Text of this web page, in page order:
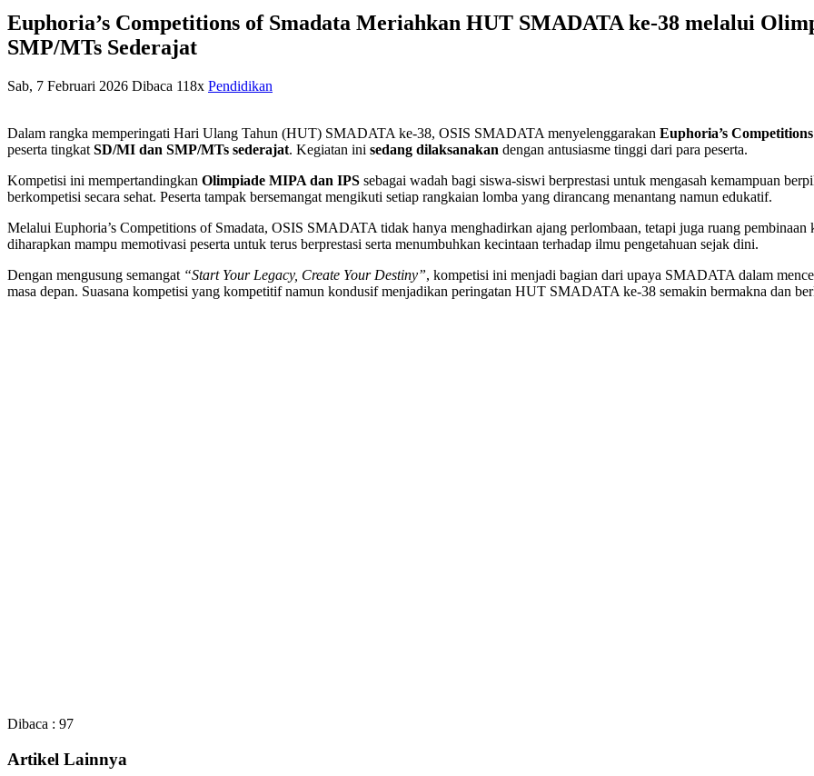
Euphoria’s Competitions of Smadata Meriahkan HUT SMADATA ke-38 melalui
SMP/MTs Sederajat
Sab, 7 Februari 2026 Dibaca 118x Pendidikan
Dalam rangka memperingati Hari Ulang Tahun (HUT) SMADATA ke-38, OSIS SMADATA menyelenggarakan Euphoria’s
peserta tingkat SD/MI dan SMP/MTs sederajat. Kegiatan ini sedang dilaksanakan dengan antusiasme tinggi dari para peserta.
Kompetisi ini mempertandingkan Olimpiade MIPA dan IPS sebagai wadah bagi siswa-siswi berprestasi untuk mengasah kemampuan
berkompetisi secara sehat. Peserta tampak bersemangat mengikuti setiap rangkaian lomba yang dirancang menantang namun edukatif.
Melalui Euphoria’s Competitions of Smadata, OSIS SMADATA tidak hanya menghadirkan ajang perlombaan, tetapi juga ruang
diharapkan mampu memotivasi peserta untuk terus berprestasi serta menumbuhkan kecintaan terhadap ilmu pengetahuan sejak dini.
Dengan mengusung semangat “Start Your Legacy, Create Your Destiny”, kompetisi ini menjadi bagian dari upaya SMADATA dalam
masa depan. Suasana kompetisi yang kompetitif namun kondusif menjadikan peringatan HUT SMADATA ke-38 semakin bermakna dan
Dibaca : 97
Artikel Lainnya